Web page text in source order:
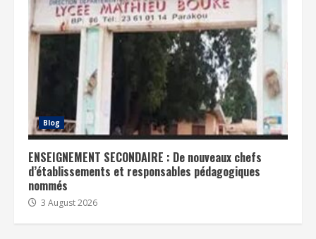
Blog
ENSEIGNEMENT SECONDAIRE : De nouveaux chefs
d’établissements et responsables pédagogiques
nommés
3 August 2026